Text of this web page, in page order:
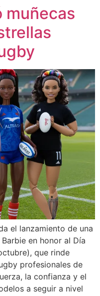
muñecas
el lanzamiento de una
en honor al Día
que rinde
profesionales de
la confianza y el
a seguir a nivel